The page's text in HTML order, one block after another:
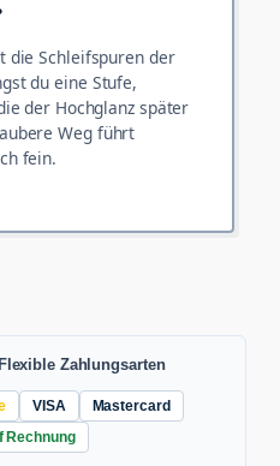
die Schleifspuren der
du eine Stufe,
der Hochglanz später
Weg führt
fein.
Zahlungsarten
VISA
Mastercard
Rechnung